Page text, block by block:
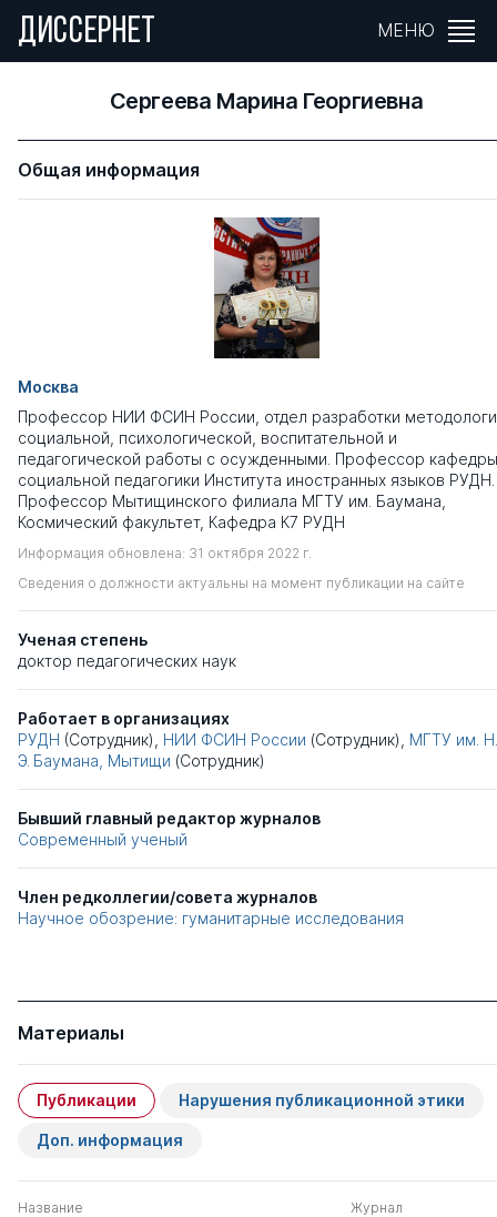
ДИССЕРНЕТ МЕНЮ
Сергеева Марина Георгиевна
Общая информация
Москва
Профессор НИИ ФСИН России, отдел разработки
социальной, психологической, воспитательной и
педагогической работы с осужденными. Профессор кафедры
социальной педагогики Института иностранных языков РУДН.
Профессор Мытищинского филиала МГТУ им. Баумана,
Космический факультет, Кафедра К7 РУДН
Информация обновлена: 31 октября 2022 г.
Сведения о должности актуальны на момент публикации на сайте
Ученая степень
доктор педагогических наук
Работает в организациях
РУДН (Сотрудник), НИИ ФСИН России (Сотрудник), МГТУ им.
Э. Баумана, Мытищи (Сотрудник)
Бывший главный редактор журналов
Современный ученый
Член редколлегии/совета журналов
Научное обозрение: гуманитарные исследования
Материалы
Публикации Нарушения публикационной этики
Доп. информация
Название Журнал